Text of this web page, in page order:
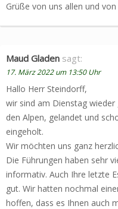
Grüße von uns allen und
Maud Gladen sagt:
17. März 2022 um 13:50 Uhr
Hallo Herr Steindorff,
wir sind am Dienstag
den Alpen, gelandet und
eingeholt.
Wir möchten uns ganz
Die Führungen haben sehr
informativ. Auch Ihre letzte
gut. Wir hatten nochmal
hoffen, dass es Ihnen auch